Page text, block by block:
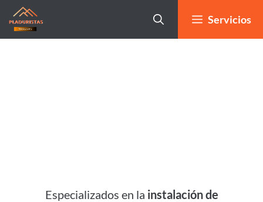
Servicios
Especializados en la instalación de